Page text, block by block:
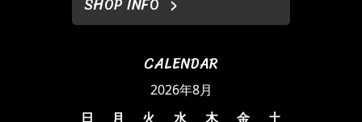
CALENDAR
2026年8月
日
月 火 水 木 金 土